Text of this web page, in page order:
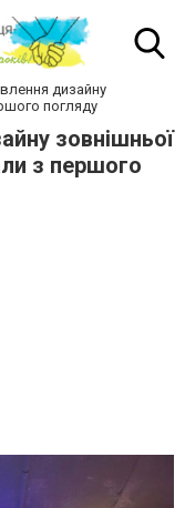
дизайну
погляду
зовнішньої
з першого